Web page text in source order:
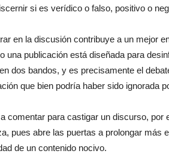
si es verídico o falso, positivo o
en la discusión contribuye a un mejor
una publicación está diseñada para
dos bandos, y es precisamente el
que bien podría haber sido ignorada
comentar para castigar un discurso, por
pues abre las puertas a prolongar más
de un contenido nocivo.